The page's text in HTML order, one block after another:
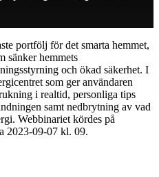
portfölj för det smarta hemmet,
sänker hemmets
och ökad säkerhet. I
som ger användaren
i realtid, personliga tips
samt nedbrytning av vad
Webbinariet kördes på
2023-09-07 kl. 09.